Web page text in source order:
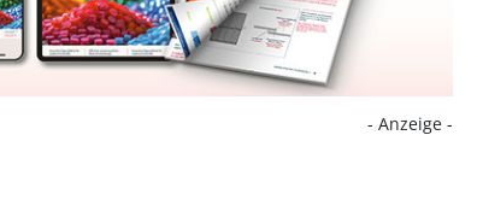
- Anzeige -